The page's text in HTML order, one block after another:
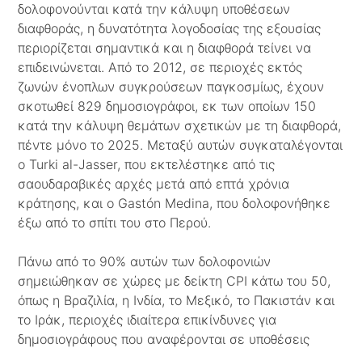
δολοφονούνται κατά την κάλυψη υποθέσεων
διαφθοράς, η δυνατότητα λογοδοσίας της εξουσίας
περιορίζεται σημαντικά και η διαφθορά τείνει να
επιδεινώνεται. Από το 2012, σε περιοχές εκτός
ζωνών ένοπλων συγκρούσεων παγκοσμίως, έχουν
σκοτωθεί 829 δημοσιογράφοι, εκ των οποίων 150
κατά την κάλυψη θεμάτων σχετικών με τη διαφθορά,
πέντε μόνο το 2025. Μεταξύ αυτών συγκαταλέγονται
ο Turki al-Jasser, που εκτελέστηκε από τις
σαουδαραβικές αρχές μετά από επτά χρόνια
κράτησης, και ο Gastón Medina, που δολοφονήθηκε
έξω από το σπίτι του στο Περού.
Πάνω από το 90% αυτών των δολοφονιών
σημειώθηκαν σε χώρες με δείκτη CPI κάτω του 50,
όπως η Βραζιλία, η Ινδία, το Μεξικό, το Πακιστάν και
το Ιράκ, περιοχές ιδιαίτερα επικίνδυνες για
δημοσιογράφους που αναφέρονται σε υποθέσεις